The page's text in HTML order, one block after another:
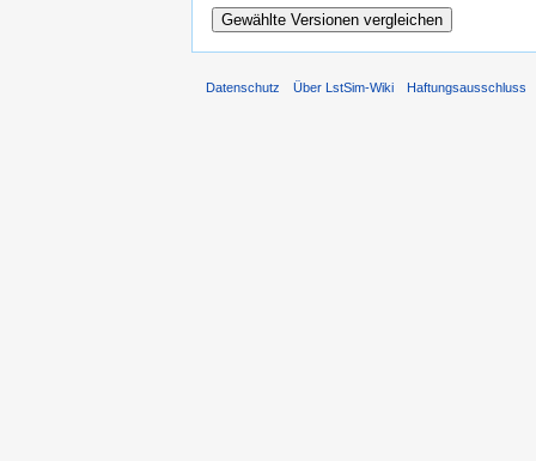
Datenschutz Über LstSim-Wiki Haftungsausschluss